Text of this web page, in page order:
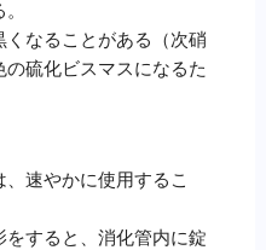
くなることがある（次硝
硫化ビスマスになるた
速やかに使用するこ
をすると、消化管内に錠